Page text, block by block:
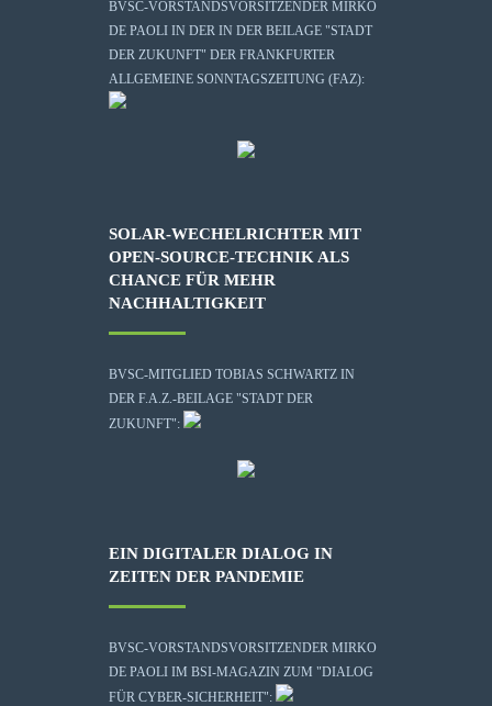
BVSC-VORSTANDSVORSITZENDER MIRKO
DE PAOLI IN DER IN DER BEILAGE "STADT
DER ZUKUNFT" DER FRANKFURTER
ALLGEMEINE SONNTAGSZEITUNG (FAZ):
SOLAR-WECHELRICHTER MIT
OPEN-SOURCE-TECHNIK ALS
CHANCE FÜR MEHR
NACHHALTIGKEIT
BVSC-MITGLIED TOBIAS SCHWARTZ IN
DER F.A.Z.-BEILAGE "STADT DER
ZUKUNFT":
EIN DIGITALER DIALOG IN
ZEITEN DER PANDEMIE
BVSC-VORSTANDSVORSITZENDER MIRKO
DE PAOLI IM BSI-MAGAZIN ZUM "DIALOG
FÜR CYBER-SICHERHEIT":